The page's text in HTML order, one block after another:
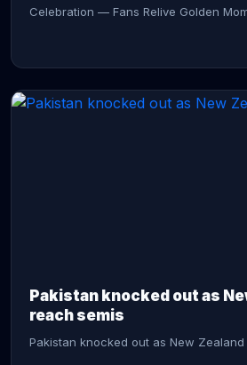
Celebration — Fans Relive Golden
Pakistan knocked out as
reach semis
Pakistan knocked out as New Zealand